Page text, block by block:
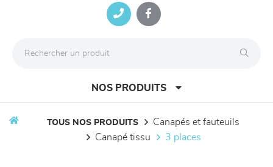
NOS PRODUITS
TOUS NOS PRODUITS
canapés et fauteuils
canapé tissu
3 places